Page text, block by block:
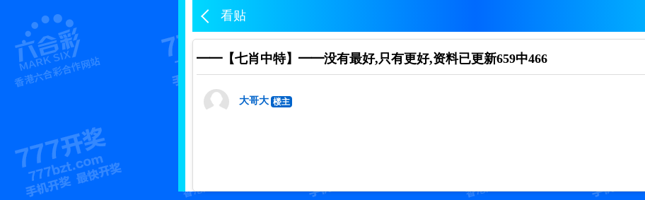
看贴
━━【七肖中特】━━没有最好,只有更好,资料已更新659中466
大哥大 楼主